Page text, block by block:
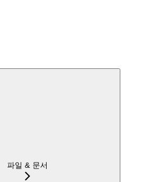
파일 & 문서